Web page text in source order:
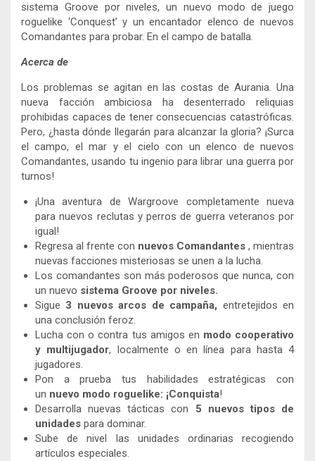
sistema Groove por niveles, un nuevo modo de juego
roguelike ‘Conquest’ y un encantador elenco de nuevos
Comandantes para probar. En el campo de batalla.
Acerca de
Los problemas se agitan en las costas de Aurania. Una
nueva facción ambiciosa ha desenterrado reliquias
prohibidas capaces de tener consecuencias catastróficas.
Pero, ¿hasta dónde llegarán para alcanzar la gloria? ¡Surca
el campo, el mar y el cielo con un elenco de nuevos
Comandantes, usando tu ingenio para librar una guerra por
turnos!
¡Una aventura de Wargroove completamente nueva
para nuevos reclutas y perros de guerra veteranos por
igual!
Regresa al frente con nuevos Comandantes , mientras
nuevas facciones misteriosas se unen a la lucha.
Los comandantes son más poderosos que nunca, con
un nuevo sistema Groove por niveles.
Sigue 3 nuevos arcos de campaña, entretejidos en
una conclusión feroz.
Lucha con o contra tus amigos en modo cooperativo
y multijugador, localmente o en línea para hasta 4
jugadores.
Pon a prueba tus habilidades estratégicas con
un nuevo modo roguelike: ¡Conquista!
Desarrolla nuevas tácticas con 5 nuevos tipos de
unidades para dominar.
Sube de nivel las unidades ordinarias recogiendo
artículos especiales.